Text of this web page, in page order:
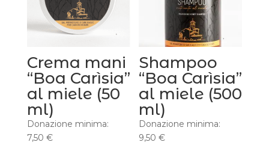
Crema mani
“Boa Carìsia”
al miele (50
ml)
Donazione minima:
7,50 €
Shampoo
“Boa Carìsia”
al miele (500
ml)
Donazione minima:
9,50€